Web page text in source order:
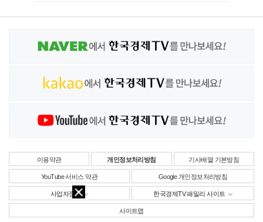
이용약관 개인정보처리방침 기사배열 기본방침
YouTube 서비스 약관 Google 개인정보처리방침
사업자정보 한국경제TV 패밀리 사이트
사이트맵